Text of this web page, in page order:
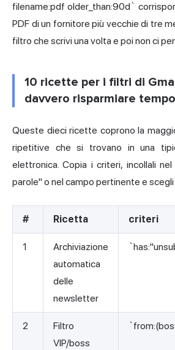
filename:pdf older_than:90d`
PDF di un fornitore più vecchie di tre
filtro che scrivi una volta e poi non ci
10 ricette per i filtri di
davvero risparmiare tempo
Queste dieci ricette coprono la
ripetitive che si trovano in una
elettronica. Copia i criteri, incollali
parole" o nel campo pertinente e scegli
# Ricetta criteri
1
Archiviazione
automatica
delle
newsletter
2
Filtro
VIP/boss
`from:(